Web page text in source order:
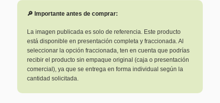
🔎 Importante antes de comprar:
La imagen publicada es solo de referencia. Este producto
está disponible en presentación completa y fraccionada. Al
seleccionar la opción fraccionada, ten en cuenta que podrías
recibir el producto sin empaque original (caja o presentación
comercial), ya que se entrega en forma individual según la
cantidad solicitada.